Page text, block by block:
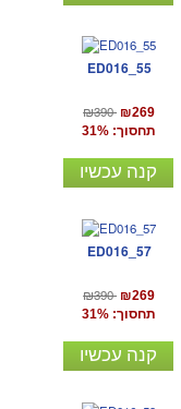
ED016_55
₪390 ₪269
תחסוך: 31%
קנה עכשיו
ED016_57
₪390 ₪269
תחסוך: 31%
קנה עכשיו